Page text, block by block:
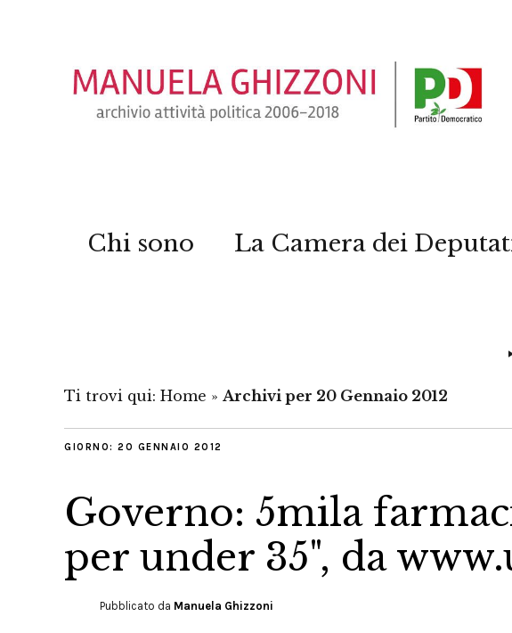
Chi sono La Camera dei
Ti trovi qui: Home » Archivi per 20 Gennaio 2012
GIORNO: 20 GENNAIO 2012
Governo: 5mila
per under 35", da
Pubblicato da Manuela Ghizzoni